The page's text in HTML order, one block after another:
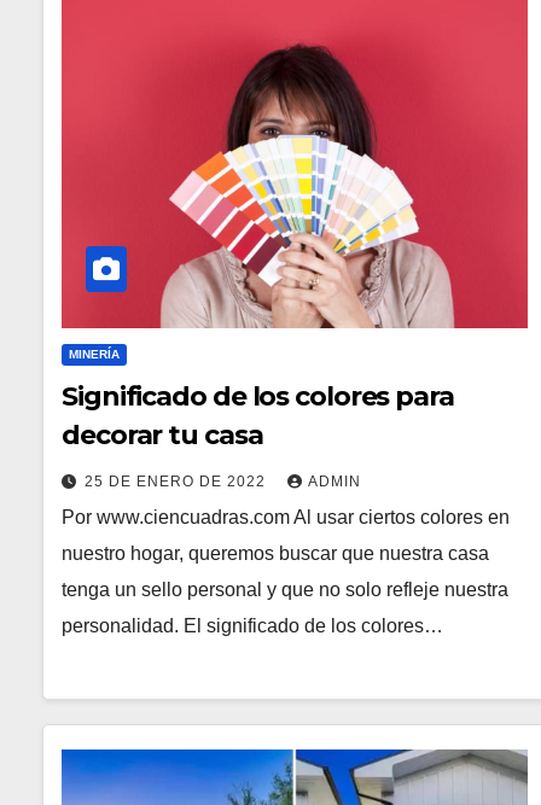
MINERÍA
Significado de los colores para
decorar tu casa
25 DE ENERO DE 2022 ADMIN
Por www.ciencuadras.com Al usar ciertos colores en
nuestro hogar, queremos buscar que nuestra casa
tenga un sello personal y que no solo refleje nuestra
personalidad. El significado de los colores…